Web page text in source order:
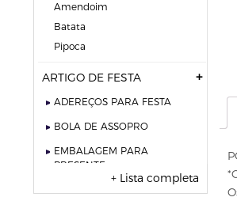
amendoim
batata
pipoca
ARTIGO DE FESTA
ADEREÇOS PARA FESTA
BOLA DE ASSOPRO
EMBALAGEM PARA
PRESENTE
+ Lista completa